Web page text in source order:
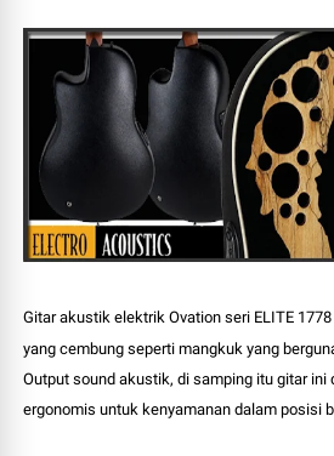
Gitar akustik elektrik Ovation seri ELITE
yang cembung seperti mangkuk yang
Output sound akustik, di samping itu gitar ini
ergonomis untuk kenyamanan dalam posisi